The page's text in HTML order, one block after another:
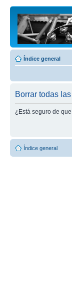
Índice general
Borrar todas
¿Está seguro de
Índice general